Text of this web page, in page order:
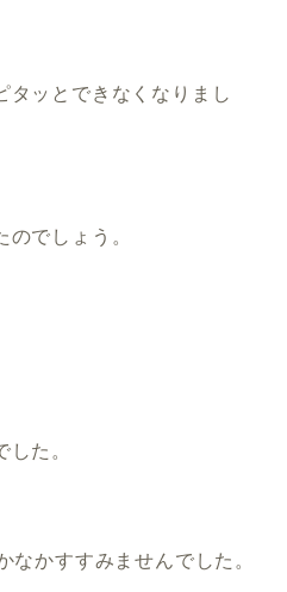
タッとできなくなりまし
でしょう。
た。
なかすすみませんでした。